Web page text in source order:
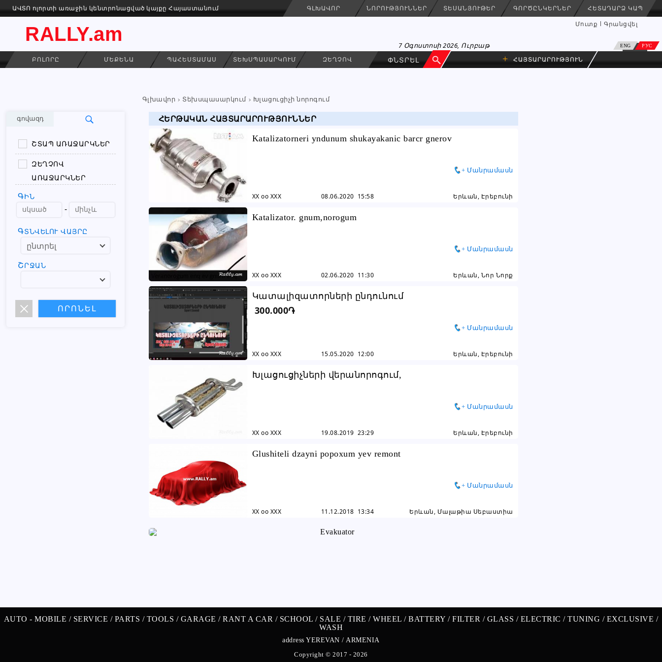
ԱՎՏՈ ոլորտի առաջին կենտրոնացված կայքը Հայաստանում ԳԼԽԱՎՈՐ ՆՈՐՈՒԹՅՈՒՆՆԵՐ ՏԵՍԱՆՅՈՒԹԵՐ ԳՈՐԾԸՆԿԵՐՆԵՐ ՀԵՏԱԴԱՐՁ ԿԱՊ
RALLY.am Մուտք Գրանցվել
ENG РУС
7 Օգոստոսի 2026, Ուրբաթ
ԲՈԼՈՐԸ ՄԵՔԵՆԱ ՊԱՀԵՍՏԱՄԱՍ ՏԵԽՍՊԱՍԱՐԿՈՒՄ ԶԵՂՉՈՎ + ՀԱՅՏԱՐԱՐՈՒԹՅՈՒՆ
Գլխավոր Տեխսպասարկում Խլացուցիչի նորոգում
գովազդ
ՇՏԱՊ ԱՌԱՋԱՐԿՆԵՐ
ԶԵՂՉՈՎ
ԱՌԱՋԱՐԿՆԵՐ
ԳԻՆ
-
ԳՏՆՎԵԼՈՒ ՎԱՅՐԸ
ՇՐՋԱՆ
ՀԵՐԹԱԿԱՆ ՀԱՅՏԱՐԱՐՈՒԹՅՈՒՆՆԵՐ
Katalizatorneri yndunum shukayakanic barcr gnerov
+ Մանրամասն
XX oo XXX 08.06.2020 15:58 Երևան, Էրեբունի
Katalizator. gnum,norogum
+ Մանրամասն
XX oo XXX 02.06.2020 11:30 Երևան, Նոր Նորք
Կատալիզատորների ընդունում
300.000֏
+ Մանրամասն
XX oo XXX 15.05.2020 12:00 Երևան, Էրեբունի
Խլացուցիչների վերանորոգում,
+ Մանրամասն
XX oo XXX 19.08.2019 23:29 Երևան, Էրեբունի
Glushiteli dzayni popoxum yev remont
+ Մանրամասն
XX oo XXX 11.12.2018 13:34 Երևան, Մալաթիա Սեբաստիա
AUTO -MOBILE / SERVICE / PARTS / TOOLS / GARAGE /RANT A CAR / SCHOOL / SALE / TIRE /WHEEL /BATTERY /FILTER / GLASS / ELECTRIC /TUNING / EXCLUSIVE /
WASH
address YEREVAN / ARMENIA
Copyright © 2017 - 2026